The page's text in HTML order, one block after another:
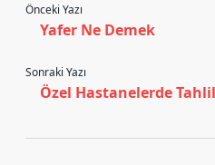
Önceki Yazı
Yafer Ne Demek
Sonraki Yazı
Özel Hastanelerde